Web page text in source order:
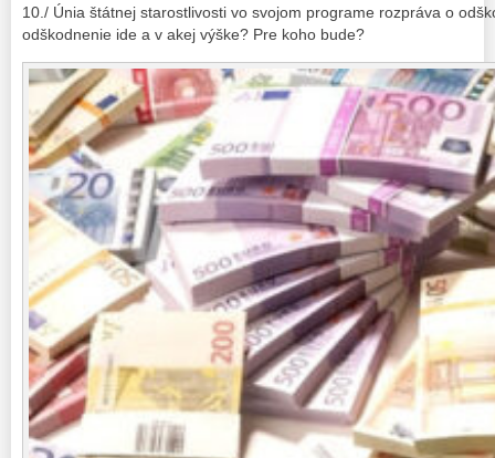
10./ Únia štátnej starostlivosti vo svojom programe rozpráva o
odškodnenie ide a v akej výške? Pre koho bude?